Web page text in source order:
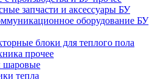
запчасти и аксессуары БУ
оборудование БУ
блоки для теплого пола
прочее
шаровые
тепла